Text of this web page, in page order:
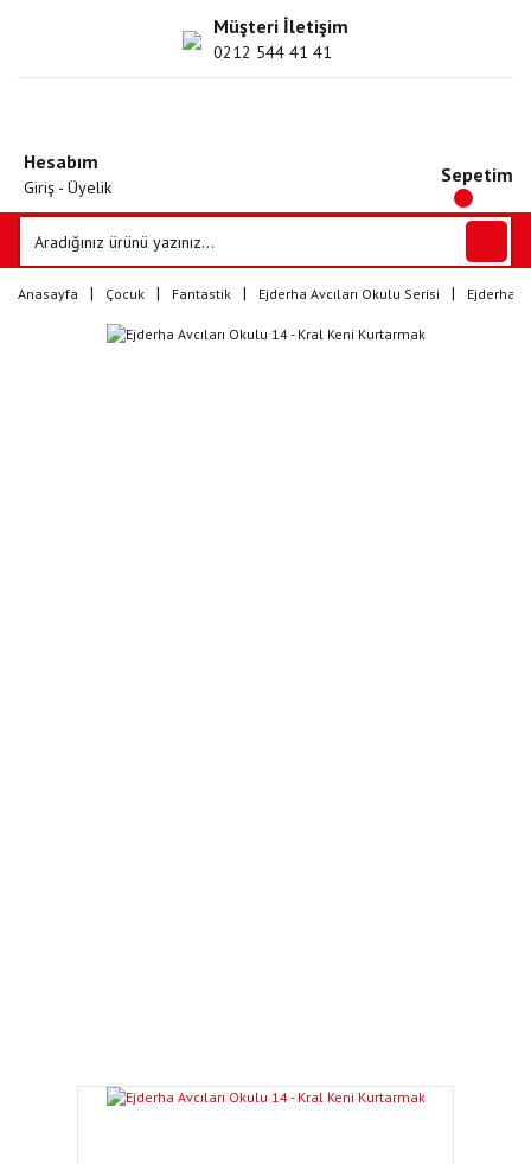
Müşteri İletişim
0212 544 41 41
Hesabım
Giriş - Üyelik
Sepetim
Anasayfa Çocuk Fantastik Ejderha Avcıları Okulu Serisi Ejderha